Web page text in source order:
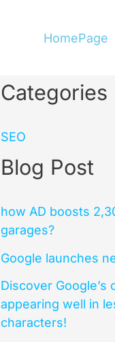
HomePage
Categories
SEO
Blog Post
how AD boosts
garages?
Google launches
Discover Google’s
appearing well in
characters!